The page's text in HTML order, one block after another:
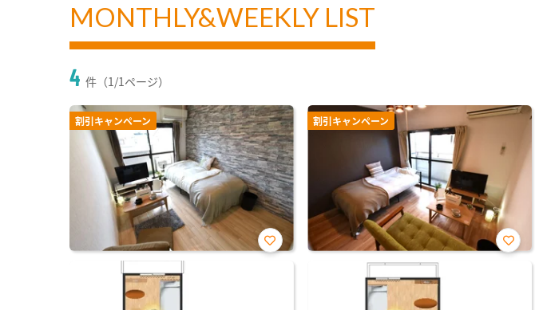
MONTHLY&WEEKLY LIST
4 件（1/1ページ）
割引キャンペーン
お気
割引キャンペーン
お気